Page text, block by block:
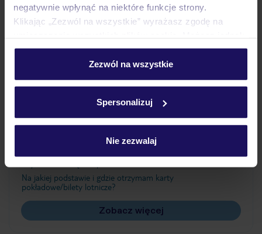
negatywnie wpłynąć na niektóre funkcje strony.
Klikając „Zezwól na wszystkie” wyrażasz zgodę na
personalizować swój wybór wchodząc w zakładkę
Szczegółowe informacje o plikach cookie znajdziesz
Zezwól na wszystkie
Spersonalizuj
Nie zezwalaj
Ważne informacje
Jak zmienić uczestników/osobę zgłaszającą?
Na jakiej podstawie i gdzie otrzymam karty
pokładowe/bilety lotnicze?
Zobacz więcej